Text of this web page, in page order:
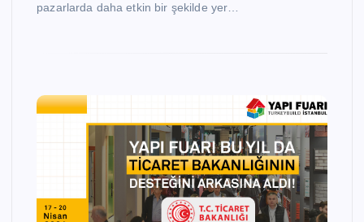
pazarlarda daha etkin bir şekilde yer…